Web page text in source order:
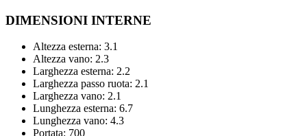
DIMENSIONI INTERNE
Altezza esterna: 3.1
Altezza vano: 2.3
Larghezza esterna: 2.2
Larghezza passo ruota: 2.1
Larghezza vano: 2.1
Lunghezza esterna: 6.7
Lunghezza vano: 4.3
Portata: 700